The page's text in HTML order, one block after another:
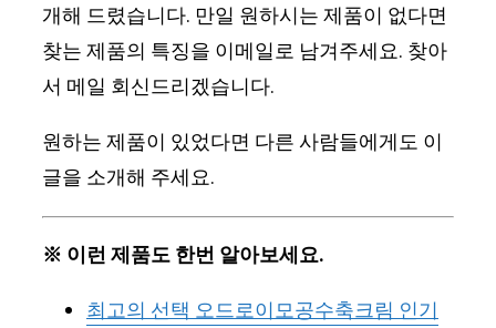
개해 드렸습니다. 만일 원하시는 제품이 없다면
찾는 제품의 특징을 이메일로 남겨주세요. 찾아
서 메일 회신드리겠습니다.
원하는 제품이 있었다면 다른 사람들에게도 이
글을 소개해 주세요.
※ 이런 제품도 한번 알아보세요.
최고의 선택 오드로이모공수축크림 인기